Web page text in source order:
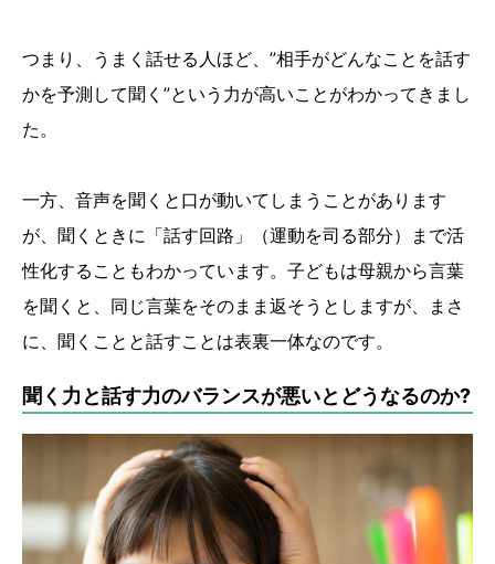
つまり、うまく話せる人ほど、”相手がどんなことを話す
かを予測して聞く”という力が高いことがわかってきまし
た。
一方、音声を聞くと口が動いてしまうことがあります
が、聞くときに「話す回路」（運動を司る部分）まで活
性化することもわかっています。子どもは母親から言葉
を聞くと、同じ言葉をそのまま返そうとしますが、まさ
に、聞くことと話すことは表裏一体なのです。
聞く力と話す力のバランスが悪いとどうなるのか?